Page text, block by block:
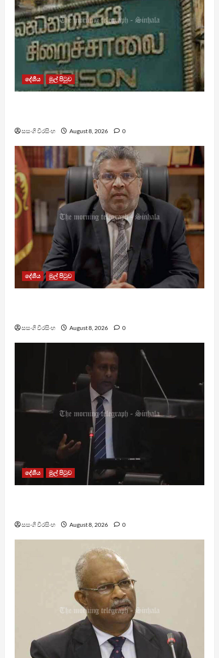
දේශීය මුල් පිටුව
සසංගි වීරසිංහ August 8, 2026 0
දේශීය මුල් පිටුව
සසංගි වීරසිංහ August 8, 2026 0
දේශීය මුල් පිටුව
සසංගි වීරසිංහ August 8, 2026 0